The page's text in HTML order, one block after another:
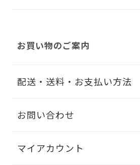
お買い物のご案内
配送・送料・お支払い方法
お問い合わせ
マイアカウント